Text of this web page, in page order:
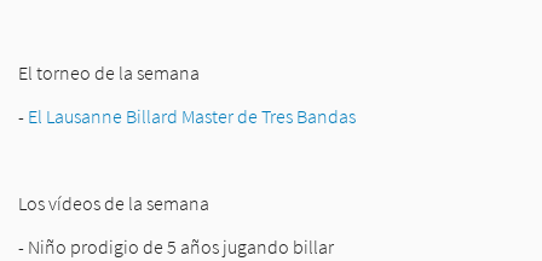
El torneo de la semana
- El Lausanne Billard Master de Tres Bandas
Los vídeos de la semana
- Niño prodigio de 5 años jugando billar